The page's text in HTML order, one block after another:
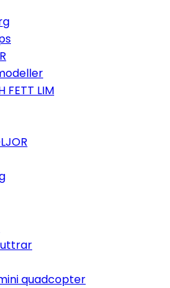
FETT LIM
quadcopter